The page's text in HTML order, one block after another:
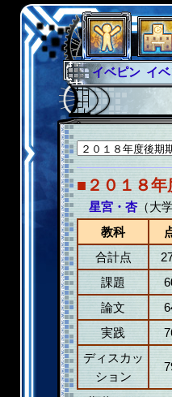
イベピン イ
グラシャ
グ
グローバルジ
サイキックハ
ファイナル
■２０１８
星宮・杏（大
教科
合計点
課題
論文
実践
ディスカッ
ション